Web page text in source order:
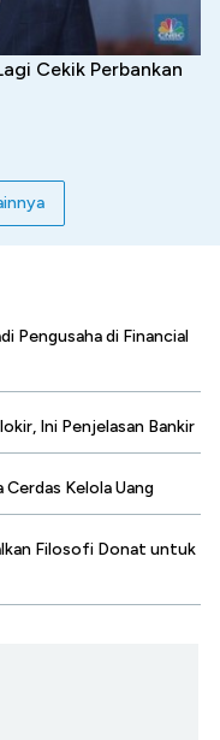
Cekik Perbankan
Pengusaha di Financial
Ini Penjelasan Bankir
Kelola Uang
Filosofi Donat untuk